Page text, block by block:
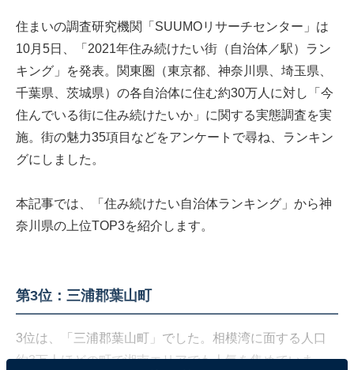
住まいの調査研究機関「SUUMOリサーチセンター」は
10月5日、「2021年住み続けたい街（自治体／駅）ラン
キング」を発表。関東圏（東京都、神奈川県、埼玉県、
千葉県、茨城県）の各自治体に住む約30万人に対し「今
住んでいる街に住み続けたいか」に関する実態調査を実
施。街の魅力35項目などをアンケートで尋ね、ランキン
グにしました。
本記事では、「住み続けたい自治体ランキング」から神
奈川県の上位TOP3を紹介します。
第3位：三浦郡葉山町
3位は、「三浦郡葉山町」でした。相模湾に面する人口
約3万人ほどの町で湘南エリアでも人気を集めていま